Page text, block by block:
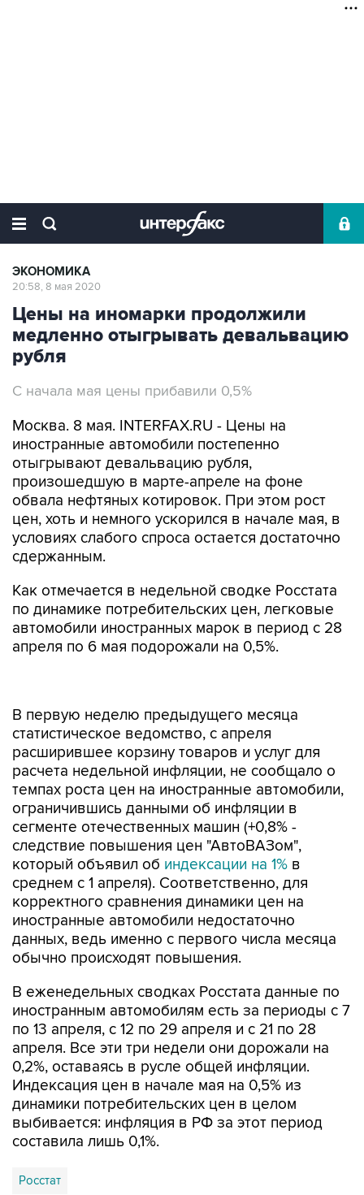
ЭКОНОМИКА
20:58, 8 мая 2020
Цены на иномарки продолжили
медленно отыгрывать девальвацию
рубля
С начала мая цены прибавили 0,5%
Москва. 8 мая. INTERFAX.RU - Цены на
иностранные автомобили постепенно
отыгрывают девальвацию рубля,
произошедшую в марте-апреле на фоне
обвала нефтяных котировок. При этом рост
цен, хоть и немного ускорился в начале мая, в
условиях слабого спроса остается достаточно
сдержанным.
Как отмечается в недельной сводке Росстата
по динамике потребительских цен, легковые
автомобили иностранных марок в период с 28
апреля по 6 мая подорожали на 0,5%.
расширившее корзину товаров и услуг для
расчета недельной инфляции, не сообщало о
темпах роста цен на иностранные автомобили,
ограничившись данными об инфляции в
сегменте отечественных машин (+0,8% -
следствие повышения цен "АвтоВАЗом",
который объявил обиндексации на 1% в
среднем с 1 апреля). Соответственно, для
корректного сравнения динамики цен на
иностранные автомобили недостаточно
данных, ведь именно с первого числа месяца
обычно происходят повышения.
В еженедельных сводках Росстата данные по
по 13 апреля, с 12 по 29 апреля и с 21 по 28
апреля. Все эти три недели они дорожали на
0,2%, оставаясь в русле общей инфляции.
Индексация цен в начале мая на 0,5% из
динамики потребительских цен в целом
выбивается: инфляция в РФ за этот период
составила лишь 0,1%.
Росстат